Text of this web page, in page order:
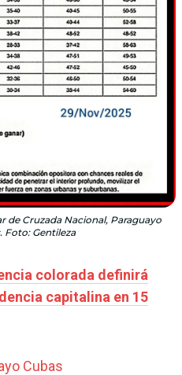
Cruzada Nacional, Paraguayo
Foto: Gentileza
colorada definirá
capitalina en 15
Cubas